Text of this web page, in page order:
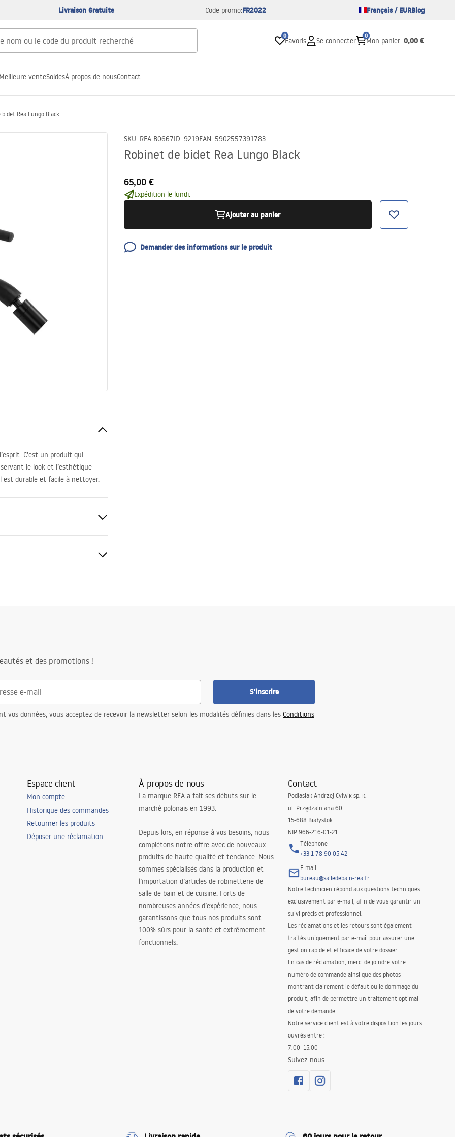
Livraison Gratuite Code promo:FR2022 Français / EURBlog
0
Favoris Se connecter
0
Mon panier: 0,00 €
Meilleure venteSoldesÀ propos de nousContact
bidet Rea Lungo Black
SKU: REA-B0667ID: 9219EAN: 5902557391783
Robinet de bidet Rea Lungo Black
65,00 €
Expédition le lundi.
Ajouter au panier
Demander des informations sur le produit
C’est un produit qui
le look et l’esthétique
est durable et facile à nettoyer.
et des promotions !
S'inscrire
vos données, vous acceptez de recevoir la newsletter selon les modalités définies dans les Conditions
Espace client
Mon compte
Historique des commandes
Retourner les produits
Déposer une réclamation
À propos de nous
La marque REA a fait ses débuts sur le
marché polonais en 1993.
Depuis lors, en réponse à vos besoins, nous
complétons notre offre avec de nouveaux
produits de haute qualité et tendance. Nous
sommes spécialisés dans la production et
l’importation d’articles de robinetterie de
salle de bain et de cuisine. Forts de
nombreuses années d’expérience, nous
garantissons que tous nos produits sont
100% sûrs pour la santé et extrêmement
fonctionnels.
Contact
Podlasiak Andrzej Cylwik sp. k.
ul. Przędzalniana 60
15-688 Białystok
NIP 966-216-01-21
Téléphone
+33 1 78 90 05 42
E-mail
bureau@salledebain-rea.fr
Notre technicien répond aux questions techniques
exclusivement par e-mail, afin de vous garantir un
suivi précis et professionnel.
Les réclamations et les retours sont également
traités uniquement par e-mail pour assurer une
gestion rapide et efficace de votre dossier.
En cas de réclamation, merci de joindre votre
numéro de commande ainsi que des photos
montrant clairement le défaut ou le dommage du
produit, afin de permettre un traitement optimal
de votre demande.
Notre service client est à votre disposition les jours
ouvrés entre :
7:00–15:00
Suivez-nous